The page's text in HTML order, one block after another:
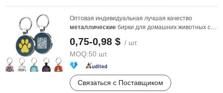
Оптовая индивидуальная лучшая качество
металлические бирки для домашних животных с
0,75-0,98 $ / шт.
MOQ:50 шт.
Связаться с Поставщиком